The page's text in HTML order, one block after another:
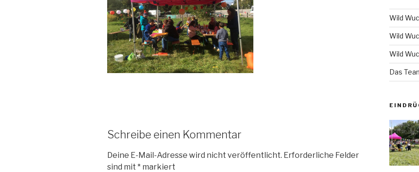
Schreibe einen Kommentar
Deine E-Mail-Adresse wird nicht veröffentlicht. Erforderliche Felder
sind mit * markiert
Wild
Wild
Wild
Das